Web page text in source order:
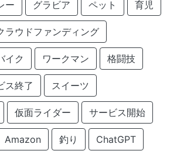
ー グラビア ペット 育児
ラウドファンディング
イク ワークマン 格闘技
ス終了 スイーツ
仮面ライダー サービス開始
Amazon 釣り ChatGPT